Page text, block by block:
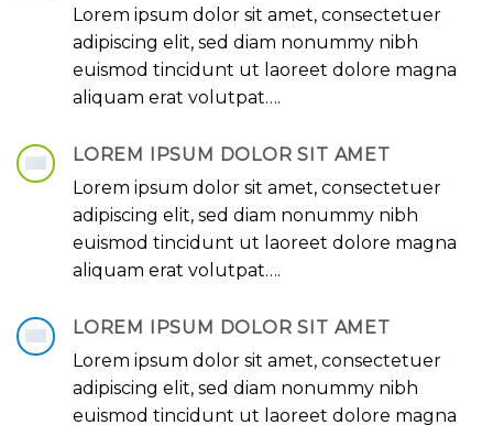
Lorem ipsum dolor sit amet, consectetuer
adipiscing elit, sed diam nonummy nibh
euismod tincidunt ut laoreet dolore magna
aliquam erat volutpat….
LOREM IPSUM DOLOR SIT AMET
Lorem ipsum dolor sit amet, consectetuer
adipiscing elit, sed diam nonummy nibh
euismod tincidunt ut laoreet dolore magna
aliquam erat volutpat….
LOREM IPSUM DOLOR SIT AMET
Lorem ipsum dolor sit amet, consectetuer
adipiscing elit, sed diam nonummy nibh
euismod tincidunt ut laoreet dolore magna